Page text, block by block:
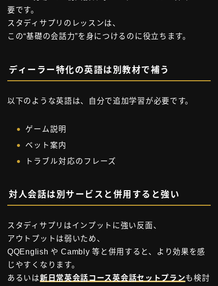
要です。
スタディサプリのレッスンは、
この“基礎の会話力”を身につけるのに役立ちます。
ディーラー特化の英語は別教材で補う
以下のような英語は、自分で追加学習が必要です。
ゲーム説明
ベット案内
トラブル対応のフレーズ
対人会話は別サービスと併用すると強い
スタディサプリはインプットに強い反面、
アウトプットは弱いため、
QQEnglish や Cambly 等と併用すると、より効果を感
じやすくなります。
あるいは新日常英会話コース英会話セットプランも検討